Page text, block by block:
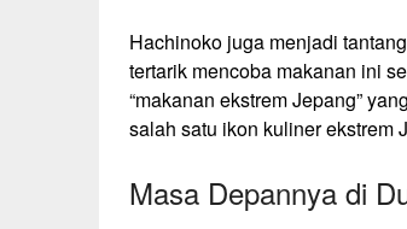
Hachinoko juga menjadi
tertarik mencoba makanan ini
“makanan ekstrem Jepang”
salah satu ikon kuliner ekstrem
Masa Depannya di